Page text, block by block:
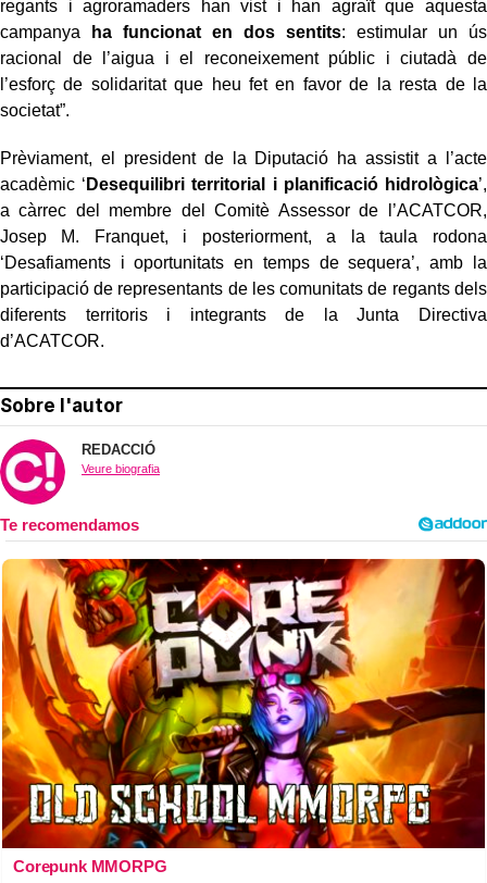
regants i agroramaders han vist i han agraït que aquesta
campanya ha funcionat en dos sentits: estimular un ús
racional de l’aigua i el reconeixement públic i ciutadà de
l’esforç de solidaritat que heu fet en favor de la resta de la
societat”.
Prèviament, el president de la Diputació ha assistit a l’acte
acadèmic ‘ Desequilibri territorial i planificació hidrològica’,
a càrrec del membre del Comitè Assessor de l’ACATCOR,
Josep M. Franquet, i posteriorment, a la taula rodona
‘Desafiaments i oportunitats en temps de sequera’, amb la
participació de representants de les comunitats de regants dels
diferents territoris i integrants de la Junta Directiva
d’ACATCOR.
Sobre l'autor
REDACCIÓ
Veure biografia
Corepunk MMORPG